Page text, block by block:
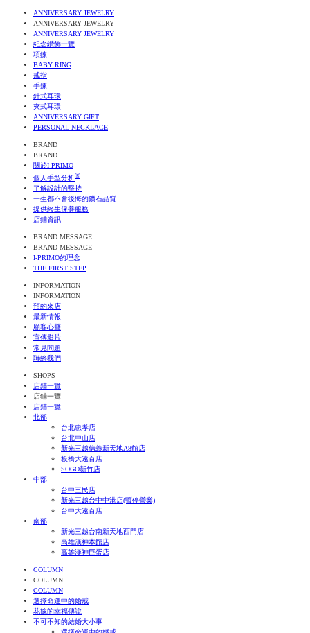
ANNIVERSARY JEWELRY
ANNIVERSARY JEWELRY
ANNIVERSARY JEWELRY
紀念鑽飾一覽
項鍊
BABY RING
戒指
手鍊
針式耳環
夾式耳環
ANNIVERSARY GIFT
PERSONAL NECKLACE
BRAND
BRAND
關於I-PRIMO
個人手型分析Ⓡ
了解設計的堅持
一生都不會後悔的鑽石品質
提供終生保養服務
店鋪資訊
BRAND MESSAGE
BRAND MESSAGE
I-PRIMO的理念
THE FIRST STEP
INFORMATION
INFORMATION
預約來店
最新情報
顧客心聲
宣傳影片
常見問題
聯絡我們
SHOPS
店鋪一覽
店鋪一覽
店鋪一覽
北部
台北忠孝店
台北中山店
新光三越信義新天地A8館店
板橋大遠百店
SOGO新竹店
中部
台中三民店
新光三越台中中港店(暫停營業)
台中大遠百店
南部
新光三越台南新天地西門店
高雄漢神本館店
高雄漢神巨蛋店
COLUMN
COLUMN
COLUMN
選擇命運中的婚戒
花嫁的幸福傳說
不可不知的結婚大小事